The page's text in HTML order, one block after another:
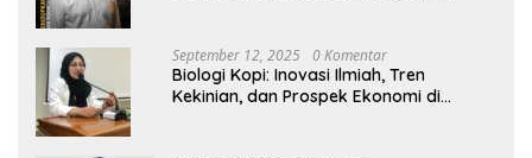
September 12, 2025 0 Komentar
Biologi Kopi: Inovasi Ilmiah, Tren
Kekinian, dan Prospek Ekonomi di